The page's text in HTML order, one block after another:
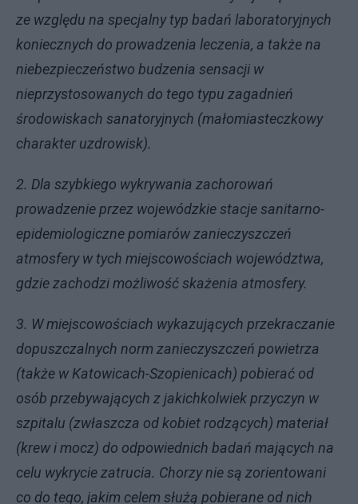
ze względu na specjalny typ badań laboratoryjnych
koniecznych do prowadzenia leczenia, a także na
niebezpieczeństwo budzenia sensacji w
nieprzystosowanych do tego typu zagadnień
środowiskach sanatoryjnych (małomiasteczkowy
charakter uzdrowisk).
2. Dla szybkiego wykrywania zachorowań
prowadzenie przez wojewódzkie stacje sanitarno-
epidemiologiczne pomiarów zanieczyszczeń
atmosfery w tych miejscowościach województwa,
gdzie zachodzi możliwość skażenia atmosfery.
3. W miejscowościach wykazujących przekraczanie
dopuszczalnych norm zanieczyszczeń powietrza
(także w Katowicach-Szopienicach) pobierać od
osób przebywających z jakichkolwiek przyczyn w
szpitalu (zwłaszcza od kobiet rodzących) materiał
(krew i mocz) do odpowiednich badań mających na
celu wykrycie zatrucia. Chorzy nie są zorientowani
co do tego, jakim celem służą pobierane od nich